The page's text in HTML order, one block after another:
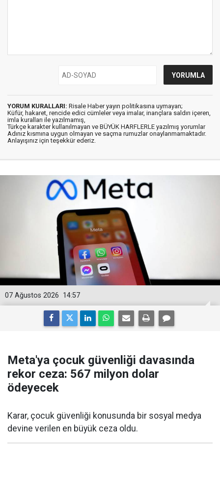
YORUM KURALLARI: Risale Haber yayın politikasına uymayan;
Küfür, hakaret, rencide edici cümleler veya imalar, inançlara saldırı içeren,
imla kuralları ile yazılmamış,
Türkçe karakter kullanılmayan ve BÜYÜK HARFLERLE yazılmış yorumlar
Adınız kısmına uygun olmayan ve saçma rumuzlar onaylanmamaktadır.
Anlayışınız için teşekkür ederiz.
14:57
07 Ağustos 2026
Meta'ya çocuk güvenliği davasında
rekor ceza: 567 milyon dolar
ödeyecek
Karar, çocuk güvenliği konusunda bir sosyal medya
devine verilen en büyük ceza oldu.